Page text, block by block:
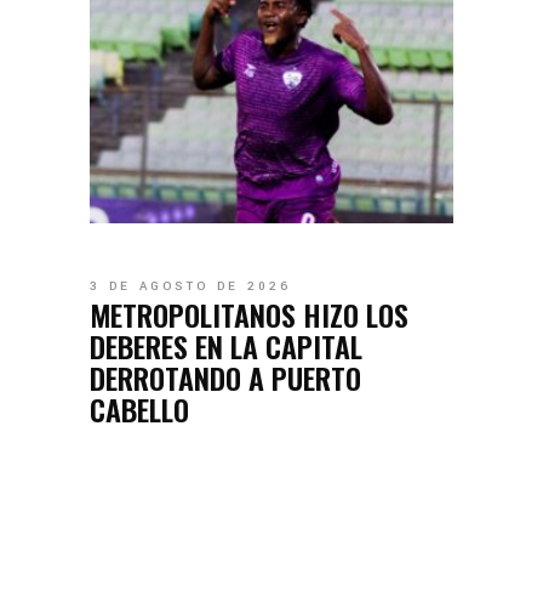
3 DE AGOSTO DE 2026
METROPOLITANOS HIZO LOS
DEBERES EN LA CAPITAL
DERROTANDO A PUERTO
CABELLO